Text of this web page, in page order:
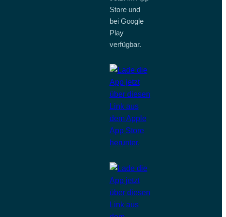
Store und
bei Google
Play
verfügbar.